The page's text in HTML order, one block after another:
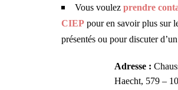
Vous voulez prendre
CIEP pour en savoir plus sur
présentés ou pour discuter
Adresse :
Haecht, 579 –